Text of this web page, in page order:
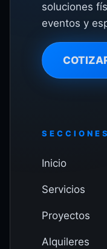
soluciones
eventos y
SECCIONES
Inicio
Servicios
Proyectos
Alquileres